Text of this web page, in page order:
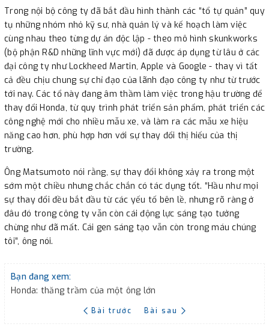
Trong nội bộ công ty đã bắt đầu hình thành các “tổ tự quản” quy
tụ những nhóm nhỏ kỹ sư, nhà quản lý và kế hoạch làm việc
cùng nhau theo từng dự án độc lập - theo mô hình skunkworks
(bộ phận R&D những lĩnh vực mới) đã được áp dụng từ lâu ở các
đại công ty như Lockheed Martin, Apple và Google - thay vì tất
cả đều chịu chung sự chỉ đạo của lãnh đạo công ty như từ trước
tới nay. Các tổ này đang âm thầm làm việc trong hậu trường để
thay đổi Honda, từ quy trình phát triển sản phẩm, phát triển các
công nghệ mới cho nhiều mẫu xe, và làm ra các mẫu xe hiệu
năng cao hơn, phù hợp hơn với sự thay đổi thị hiếu của thị
trường.
Ông Matsumoto nói rằng, sự thay đổi không xảy ra trong một
sớm một chiều nhưng chắc chắn có tác dụng tốt. “Hầu như mọi
sự thay đổi đều bắt đầu từ các yếu tố bên lề, nhưng rõ ràng ở
đâu đó trong công ty vẫn còn cái động lực sáng tạo tưởng
chừng như đã mất. Cái gen sáng tạo vẫn còn trong máu chúng
tôi”, ông nói.
Bạn đang xem:
Honda: thăng trầm của một ông lớn
Bài trước Bài sau